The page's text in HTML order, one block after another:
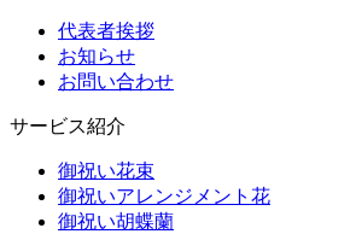
代表者挨拶
お知らせ
お問い合わせ
サービス紹介
御祝い花束
御祝いアレンジメント花
御祝い胡蝶蘭